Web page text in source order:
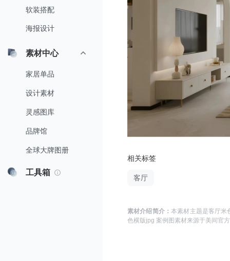
软装搭配
海报设计
素材中心
家居单品
设计素材
灵感图库
品牌馆
全球大牌图册
工具箱
相关标签
客厅
素材介绍简介：本素材主题是客厅米
色横版jpg 案例图 素材来源于美间官方